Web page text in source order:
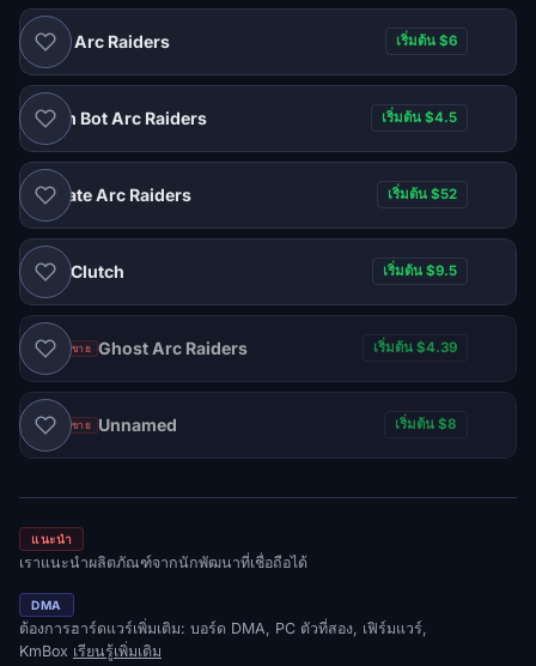
Elite Arc Raiders เริ่มต้น $6
Farm Bot Arc Raiders เริ่มต้น $4.5
Private Arc Raiders เริ่มต้น $52
DMA Clutch เริ่มต้น $9.5
ปิดการขาย Ghost Arc Raiders เริ่มต้น $4.39
ปิดการขาย Unnamed เริ่มต้น $8
แนะนำ
เราแนะนำผลิตภัณฑ์จากนักพัฒนาที่เชื่อถือได้
DMA
ต้องการฮาร์ดแวร์เพิ่มเติม: บอร์ด DMA, PC ตัวที่สอง, เฟิร์มแวร์,
KmBox เรียนรู้เพิ่มเติม